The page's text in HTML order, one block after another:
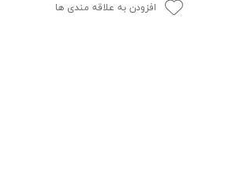
افزودن به علاقه مندی ها